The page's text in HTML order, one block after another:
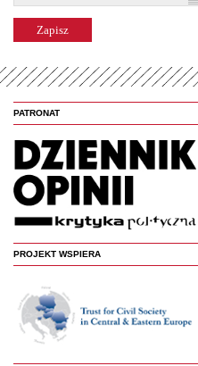
PATRONAT
PROJEKT WSPIERA